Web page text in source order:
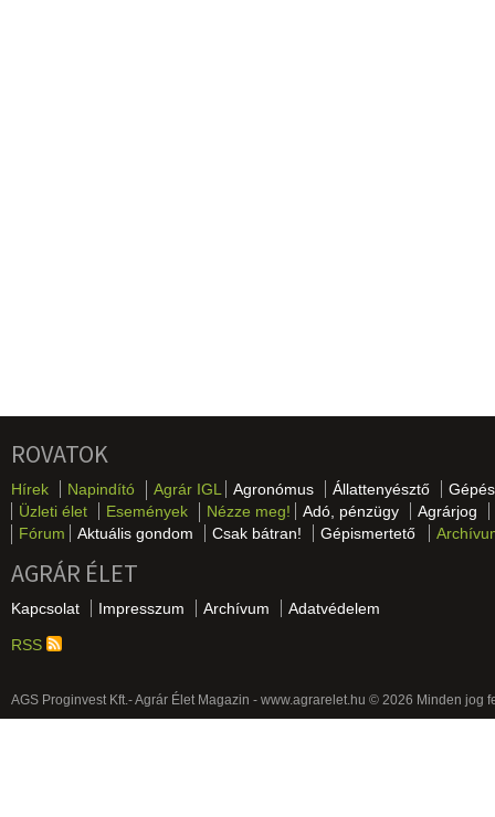
ROVATOK
Hírek Napindító Agrár IGL Agronómus Állattenyésztő
Üzleti élet
Események Nézze meg! Adó, pénzügy
Agrárjog
Fórum
Aktuális gondom Csak bátran! Gépismertető
AGRÁR ÉLET
Kapcsolat Impresszum Archívum Adatvédelem
RSS
AGS Proginvest Kft.- Agrár Élet Magazin - www.agrarelet.hu © 2026 Minden jog